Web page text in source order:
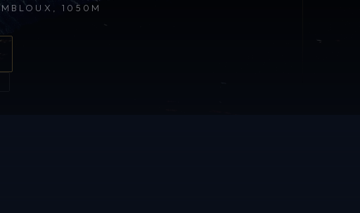
1050M